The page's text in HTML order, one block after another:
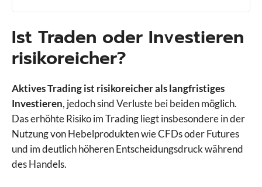
Ist Traden oder Investieren
risikoreicher?
Aktives Trading ist risikoreicher als langfristiges
Investieren, jedoch sind Verluste bei beiden möglich.
Das erhöhte Risiko im Trading liegt insbesondere in der
Nutzung von Hebelprodukten wie CFDs oder Futures
und im deutlich höheren Entscheidungsdruck während
des Handels.